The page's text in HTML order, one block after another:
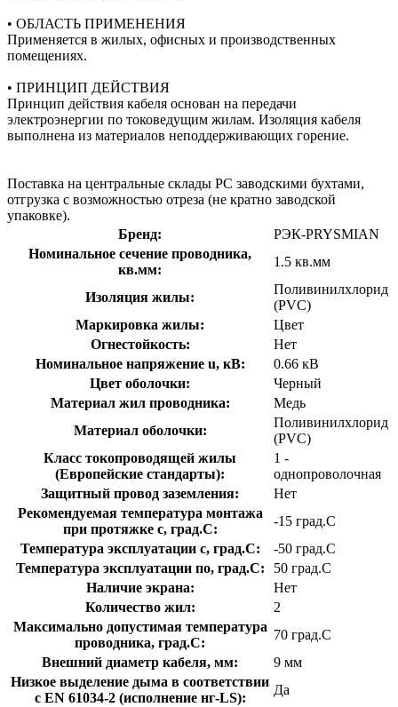
• ОБЛАСТЬ ПРИМЕНЕНИЯ
Применяется в жилых, офисных и производственных
помещениях.
• ПРИНЦИП ДЕЙСТВИЯ
Принцип действия кабеля основан на передачи
электроэнергии по токоведущим жилам. Изоляция кабеля
выполнена из материалов неподдерживающих горение.
Поставка на центральные склады РС заводскими бухтами,
отгрузка с возможностью отреза (не кратно заводской
упаковке).
Бренд:
РЭК-PRYSMIAN
Номинальное сечение проводника,
кв.мм:
1.5 кв.мм
Изоляция жилы:
Поливинилхлорид
(PVC)
Маркировка жилы:
Цвет
Огнестойкость:
Нет
Номинальное напряжение u, кВ:
0.66 кВ
Цвет оболочки:
Черный
Материал жил проводника:
Медь
Материал оболочки:
Поливинилхлорид
(PVC)
Класс токопроводящей жилы
(Европейские стандарты):
1 -
однопроволочная
Защитный провод заземления:
Нет
Рекомендуемая температура монтажа
при протяжке с, град.C:
-15 град.C
Температура эксплуатации с, град.C:
-50 град.C
Температура эксплуатации по, град.C:
50 град.C
Наличие экрана:
Нет
Количество жил:
2
Максимально допустимая температура
проводника, град.C:
70 град.C
Внешний диаметр кабеля, мм:
9 мм
Низкое выделение дыма в соответствии
с EN 61034-2 (исполнение нг-LS):
Да